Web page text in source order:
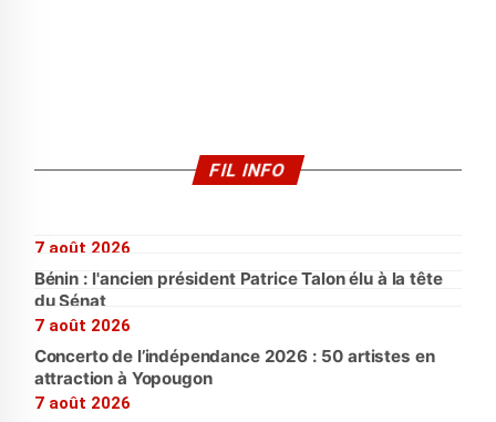
FIL INFO
7 août 2026
Bénin : l'ancien président Patrice Talon élu à la tête
du Sénat
7 août 2026
Concerto de l’indépendance 2026 : 50 artistes en
attraction à Yopougon
7 août 2026